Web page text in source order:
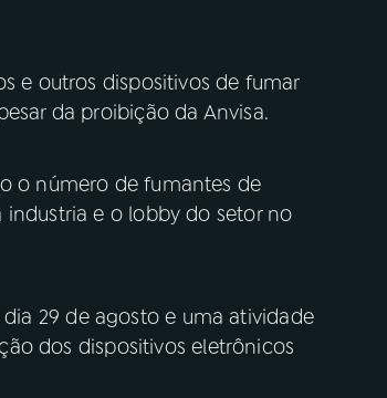
e outros dispositivos de fumar
da proibição da Anvisa.
o número de fumantes de
industria e o lobby do setor no
29 de agosto e uma atividade
dos dispositivos eletrônicos